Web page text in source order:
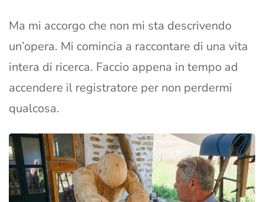
Ma mi accorgo che non mi sta descrivendo
un’opera. Mi comincia a raccontare di una vita
intera di ricerca. Faccio appena in tempo ad
accendere il registratore per non perdermi
qualcosa.